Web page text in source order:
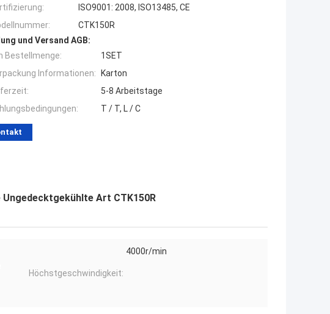
ISO9001: 2008, ISO13485, CE
CTK150R
und Versand AGB:
Bestellmenge:
1SET
Informationen:
Karton
5-8 Arbeitstage
T / T, L / C
Art CTK150R
Höchstgeschwindigkeit:
4000r/min